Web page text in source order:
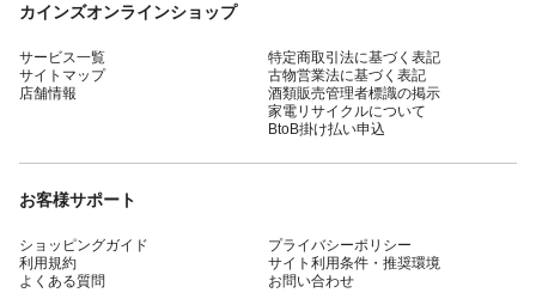
カインズオンラインショップ
サービス一覧
サイトマップ
店舗情報
特定商取引法に基づく表記
古物営業法に基づく表記
酒類販売管理者標識の掲示
家電リサイクルについて
BtoB掛け払い申込
お客様サポート
ショッピングガイド
利用規約
よくある質問
プライバシーポリシー
サイト利用条件・推奨環境
お問い合わせ